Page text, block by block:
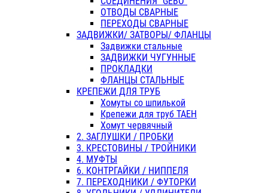
ОТВОДЫ СВАРНЫЕ
ПЕРЕХОДЫ СВАРНЫЕ
ЗАДВИЖКИ/ ЗАТВОРЫ/ ФЛАНЦЫ
Задвижки стальные
ЗАДВИЖКИ ЧУГУННЫЕ
ПРОКЛАДКИ
ФЛАНЦЫ СТАЛЬНЫЕ
КРЕПЕЖИ ДЛЯ ТРУБ
Хомуты со шпилькой
Крепежи для труб ТАЕН
Хомут червячный
2. ЗАГЛУШКИ / ПРОБКИ
3. КРЕСТОВИНЫ / ТРОЙНИКИ
4. МУФТЫ
6. КОНТРГАЙКИ / НИППЕЛЯ
7. ПЕРЕХОДНИКИ / ФУТОРКИ